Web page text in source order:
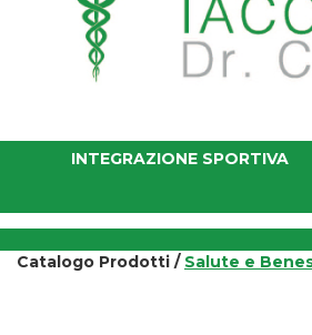
INTEGRAZIONE SPORTIVA
Catalogo Prodotti / Salute e